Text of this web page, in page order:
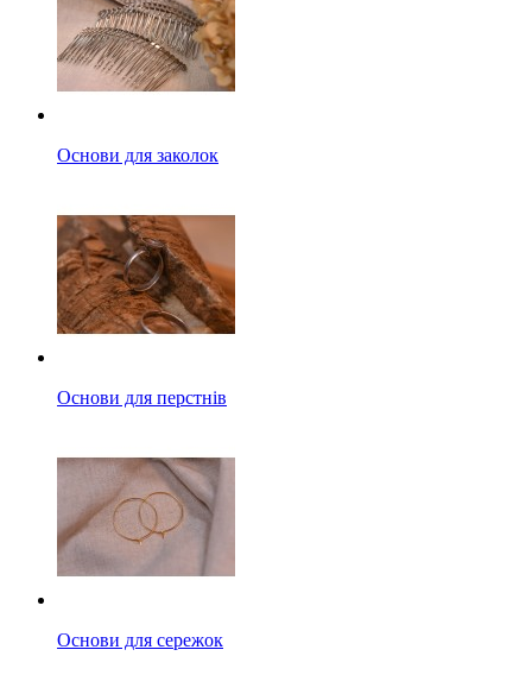
Основи для заколок
Основи для перстнів
Основи для сережок